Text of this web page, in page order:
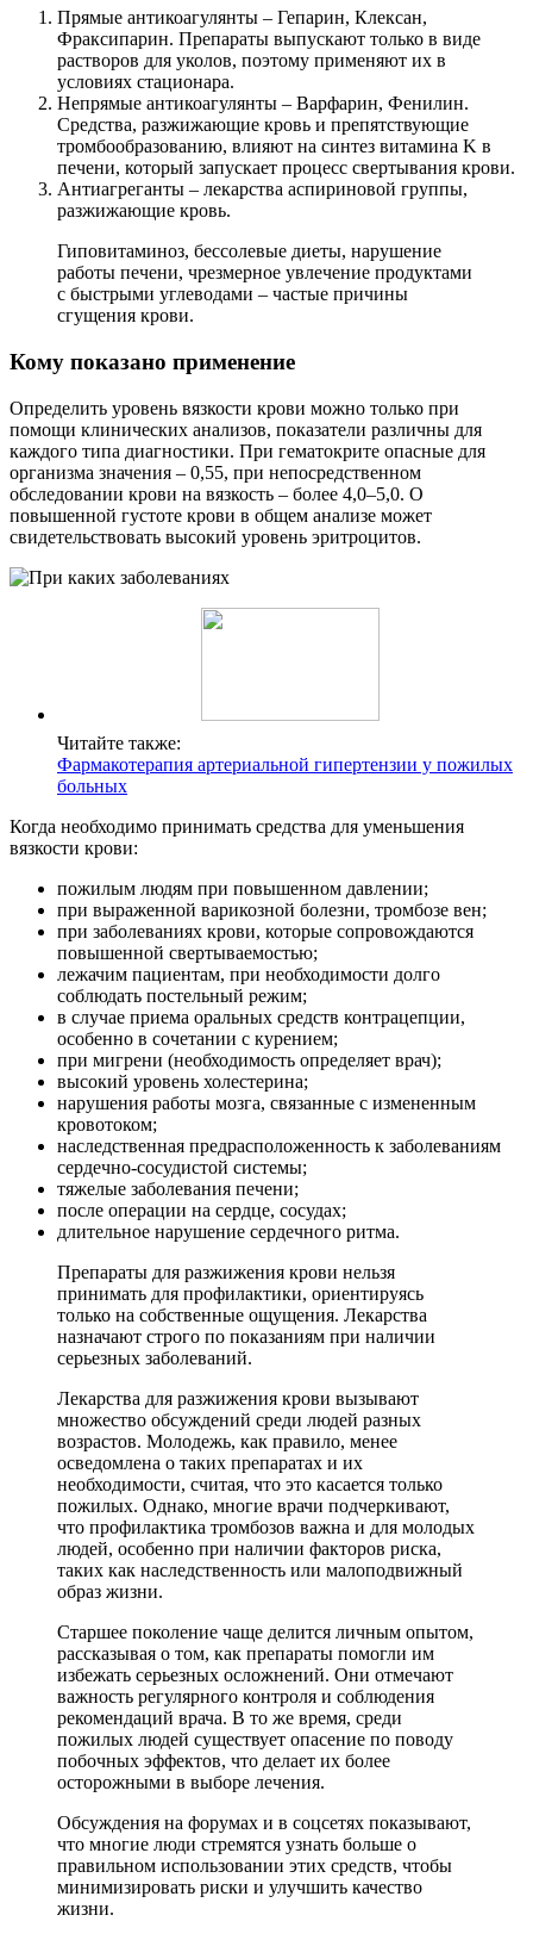
Прямые антикоагулянты – Гепарин, Клексан,
Фраксипарин. Препараты выпускают только в виде
растворов для уколов, поэтому применяют их в
условиях стационара.
Непрямые антикоагулянты – Варфарин, Фенилин.
Средства, разжижающие кровь и препятствующие
тромбообразованию, влияют на синтез витамина K в
печени, который запускает процесс свертывания крови.
Антиагреганты – лекарства аспириновой группы,
разжижающие кровь.
Гиповитаминоз, бессолевые диеты, нарушение
работы печени, чрезмерное увлечение продуктами
с быстрыми углеводами – частые причины
сгущения крови.
Кому показано применение
Определить уровень вязкости крови можно только при
помощи клинических анализов, показатели различны для
каждого типа диагностики. При гематокрите опасные для
организма значения – 0,55, при непосредственном
обследовании крови на вязкость – более 4,0–5,0. О
повышенной густоте крови в общем анализе может
свидетельствовать высокий уровень эритроцитов.
Читайте также:
Фармакотерапия артериальной гипертензии у пожилых
больных
Когда необходимо принимать средства для уменьшения
вязкости крови:
пожилым людям при повышенном давлении;
при выраженной варикозной болезни, тромбозе вен;
при заболеваниях крови, которые сопровождаются
повышенной свертываемостью;
лежачим пациентам, при необходимости долго
соблюдать постельный режим;
в случае приема оральных средств контрацепции,
особенно в сочетании с курением;
при мигрени (необходимость определяет врач);
высокий уровень холестерина;
нарушения работы мозга, связанные с измененным
кровотоком;
наследственная предрасположенность к заболеваниям
сердечно-сосудистой системы;
тяжелые заболевания печени;
после операции на сердце, сосудах;
длительное нарушение сердечного ритма.
Препараты для разжижения крови нельзя
принимать для профилактики, ориентируясь
только на собственные ощущения. Лекарства
назначают строго по показаниям при наличии
серьезных заболеваний.
Лекарства для разжижения крови вызывают
множество обсуждений среди людей разных
возрастов. Молодежь, как правило, менее
осведомлена о таких препаратах и их
необходимости, считая, что это касается только
пожилых. Однако, многие врачи подчеркивают,
что профилактика тромбозов важна и для молодых
людей, особенно при наличии факторов риска,
таких как наследственность или малоподвижный
образ жизни.
Старшее поколение чаще делится личным опытом,
рассказывая о том, как препараты помогли им
избежать серьезных осложнений. Они отмечают
важность регулярного контроля и соблюдения
рекомендаций врача. В то же время, среди
пожилых людей существует опасение по поводу
побочных эффектов, что делает их более
осторожными в выборе лечения.
Обсуждения на форумах и в соцсетях показывают,
что многие люди стремятся узнать больше о
правильном использовании этих средств, чтобы
минимизировать риски и улучшить качество
жизни.